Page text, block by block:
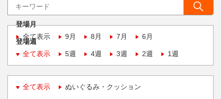
登場月
全て表示
9月 8月 7月 6月
登場週
全て表示
5週 4週 3週 2週 1週
全て表示 ぬいぐるみ・クッション